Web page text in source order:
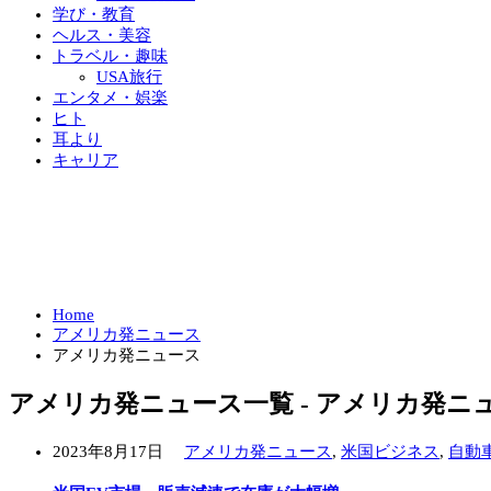
学び・教育
ヘルス・美容
トラベル・趣味
USA旅行
エンタメ・娯楽
ヒト
耳より
キャリア
Home
アメリカ発ニュース
アメリカ発ニュース
アメリカ発ニュース一覧 - アメリカ発ニ
2023年8月17日 アメリカ発ニュース, 米国ビジネス, 自動